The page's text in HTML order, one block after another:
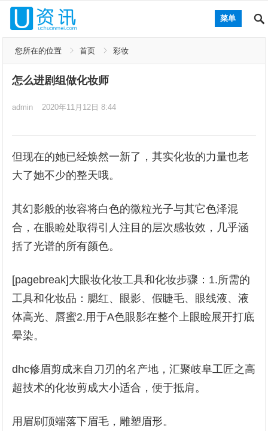
菜单
您所在的位置 首页 彩妆
怎么进剧组做化妆师
admin 2020年11月12日 8:44
但现在的她已经焕然一新了，其实化妆的力量也老
大了她不少的整天哦。
其幻影般的妆容将白色的微粒光子与其它色泽混
合，在眼睑处取得引人注目的层次感妆效，几乎涵
括了光谱的所有颜色。
[pagebreak]大眼妆化妆工具和化妆步骤：1.所需的
工具和化妆品：腮红、眼影、假睫毛、眼线液、液
体高光、唇蜜2.用于A色眼影在整个上眼睑展开打底
晕染。
dhc修眉剪成来自刀刃的名产地，汇聚岐阜工匠之高
超技术的化妆剪成大小适合，便于抵肩。
用眉刷顶端落下眉毛，雕塑眉形。